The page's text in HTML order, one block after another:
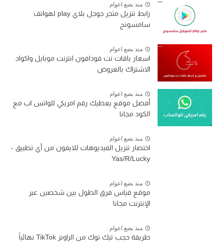
منذ بضع اعوام
رابط تنزيل متجر جوجل بلاي play لهواتف
سامسونج
منذ بضع اعوام
اسعار باقات نت فودافون انترنت موبايل واكواد
الاشتراك بالعروض
منذ بضع اعوام
أفضل موقع يعطيك رقم امريكي للواتس اب مع
الكود مجانا
منذ بضع اعوام
اختصار تنزيل الفيديوهات للايفون من أي تطبيق -
Yas/R/Lucky
منذ بضع اعوام
موقع قياس فرق الطول بين شخصين عبر
الإنترنت مجانا
منذ بضع اعوام
طريقة حجب تيك توك من الراوتر TikTok نهائياً